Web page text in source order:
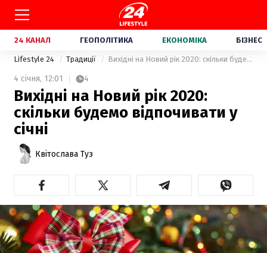
24 КАНАЛ ГЕОПОЛІТИКА ЕКОНОМІКА БІЗНЕС
Lifestyle 24 Традиції Вихідні на Новий рік 2020: скільки будемо відпочивати у січні
4 січня, 12:01 4
Вихідні на Новий рік 2020:
скільки будемо відпочивати у
січні
Квітослава Туз